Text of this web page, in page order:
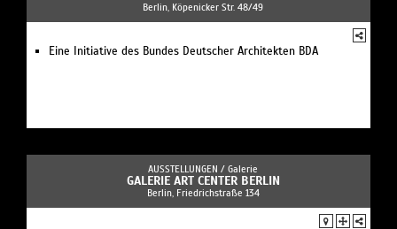
Berlin, Köpenicker Str. 48/49
Eine Initiative des Bundes Deutscher Architekten BDA
AUSSTELLUNGEN / Galerie
GALERIE ART CENTER BERLIN
Berlin, Friedrichstraße 134